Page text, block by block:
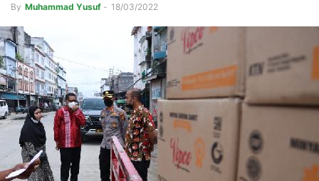
By Muhammad Yusuf - 18/03/2022